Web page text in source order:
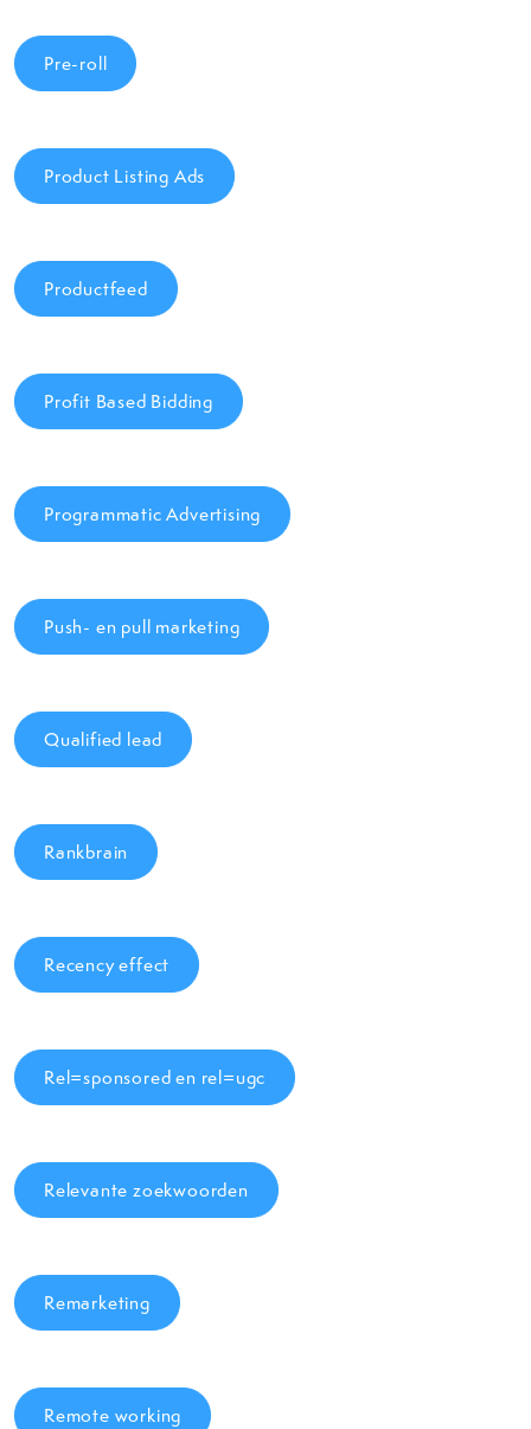
Pre-roll
Product Listing Ads
Productfeed
Profit Based Bidding
Programmatic Advertising
Push- en pull marketing
Qualified lead
Rankbrain
Recency effect
Rel=sponsored en rel=ugc
Relevante zoekwoorden
Remarketing
Remote working